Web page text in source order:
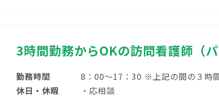
3時間勤務からOKの訪問看護師（
勤務時間
8：00～17：30 ※上記の間の３時
休日・休暇
・応相談